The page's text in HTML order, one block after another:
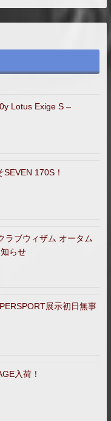
Lotus Exige S –
170S！
ラブウィザム オータム
らせ
展示初日無事
入荷！